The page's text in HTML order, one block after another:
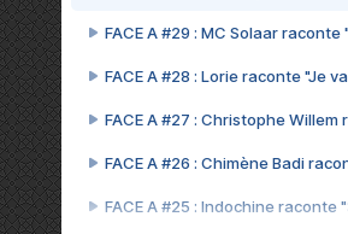
FACE A #29 : MC Solaar raconte
FACE A #28 : Lorie raconte "Je
FACE A #27 : Christophe
FACE A #26 : Chimène Badi
FACE A #25 : Indochine raconte